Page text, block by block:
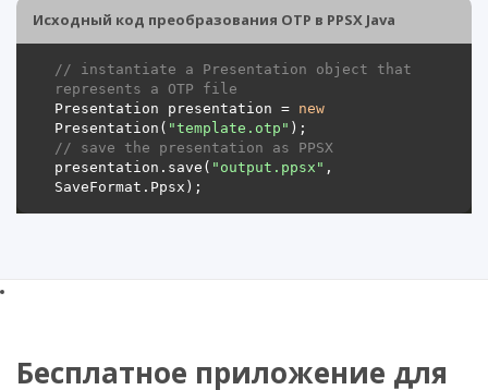
Исходный код преобразования OTP в PPSX Java
// instantiate a Presentation object that
represents a OTP file
Presentation presentation = new
Presentation( "template.otp"
// save the presentation as PPSX
presentation.save( "output.ppsx" ,
Бесплатное приложение для